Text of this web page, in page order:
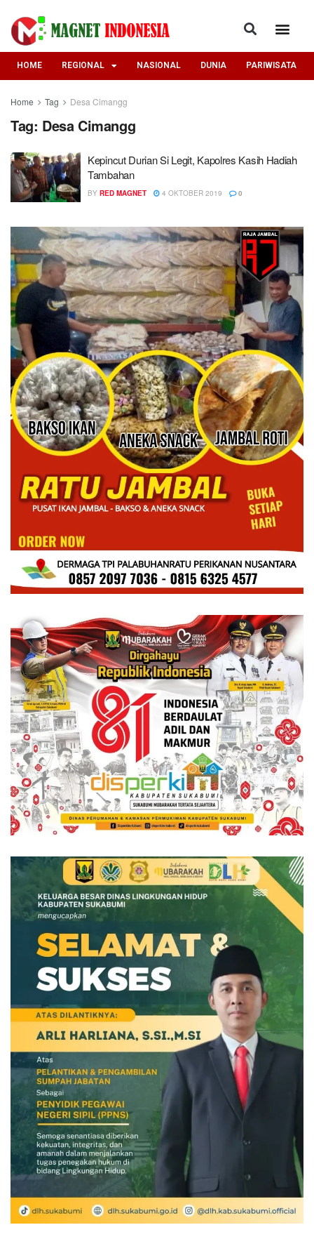
HOME REGIONAL NASIONAL DUNIA PARIWISATA
Home Tag Desa Cimangg
Tag: Desa Cimangg
Kepincut Durian Si Legit, Kapolres Kasih Hadiah
Tambahan
BY RED MAGNET 4 OKTOBER 2019 0